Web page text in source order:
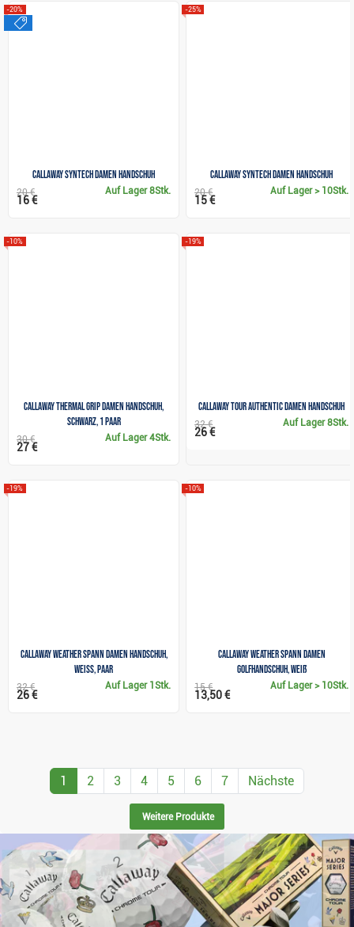
Callaway Syntech Damen Handschuh
-20%
Auf Lager8Stk.
20 €
16 €
Callaway Syntech Damen Handschuh
-25%
Auf Lager> 10Stk.
20 €
15 €
Callaway Thermal Grip Damen Handschuh,
schwarz, 1 Paar
-10%
Auf Lager4Stk.
30 €
27 €
Callaway Tour Authentic Damen Handschuh
-19%
Auf Lager8Stk.
32 €
26 €
Callaway Weather Spann dAMEN Handschuh,
weiss, Paar
-19%
Auf Lager 1Stk.
32 €
26 €
Callaway Weather Spann Damen
Golfhandschuh, Weiß
-10%
Auf Lager> 10Stk.
15 €
13,50 €
1 2 3 4 5 6 7 Nächste
Weitere Produkte